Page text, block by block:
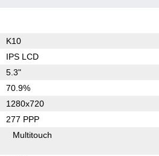
K10
IPS LCD
5.3"
70.9%
1280x720
277 PPP
Multitouch